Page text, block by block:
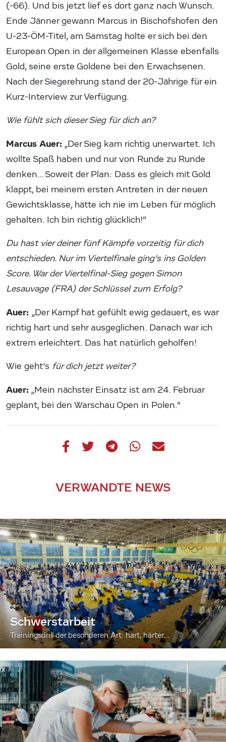
(-66). Und bis jetzt lief es dort ganz nach Wunsch.
Ende Jänner gewann Marcus in Bischofshofen den
U-23-ÖM-Titel, am Samstag holte er sich bei den
European Open in der allgemeinen Klasse ebenfalls
Gold, seine erste Goldene bei den Erwachsenen.
Nach der Siegerehrung stand der 20-Jährige für ein
Kurz-Interview zur Verfügung.
Wie fühlt sich dieser Sieg für dich an?
Marcus Auer: „Der Sieg kam richtig unerwartet. Ich
wollte Spaß haben und nur von Runde zu Runde
denken… Soweit der Plan: Dass es gleich mit Gold
klappt, bei meinem ersten Antreten in der neuen
Gewichtsklasse, hätte ich nie im Leben für möglich
gehalten. Ich bin richtig glücklich!“
Du hast vier deiner fünf Kämpfe vorzeitig für dich
entschieden. Nur im Viertelfinale ging’s ins Golden
Score. War der Viertelfinal-Sieg gegen Simon
Lesauvage (FRA) der Schlüssel zum Erfolg?
Auer: „Der Kampf hat gefühlt ewig gedauert, es war
richtig hart und sehr ausgeglichen. Danach war ich
extrem erleichtert. Das hat natürlich geholfen!
Wie geht’s für dich jetzt weiter?
Auer: „Mein nächster Einsatz ist am 24. Februar
geplant, bei den Warschau Open in Polen.“
VERWANDTE NEWS
Schwerstarbeit
Trainingsdrill der besonderen Art: hart, härter...